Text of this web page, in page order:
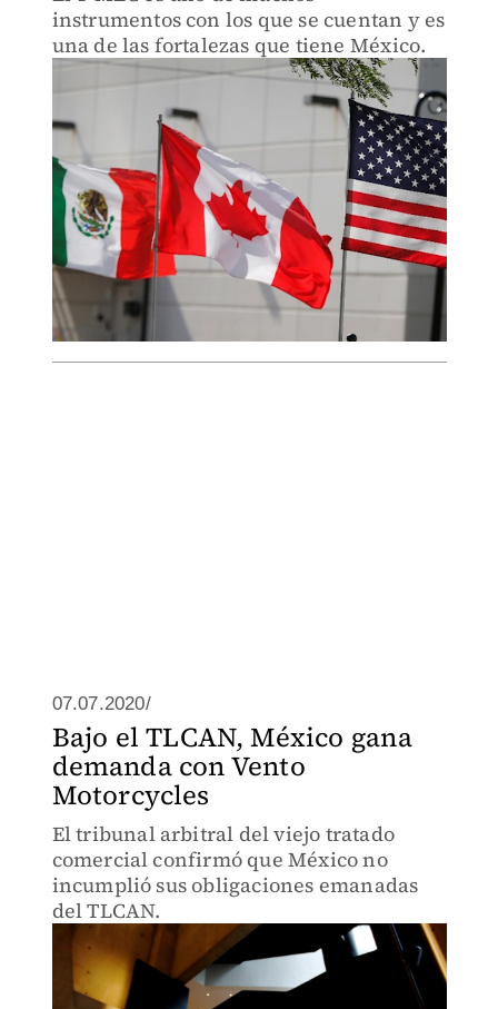
instrumentos con los que se cuentan y es
una de las fortalezas que tiene México.
07.07.2020/
Bajo el TLCAN, México gana
demanda con Vento
Motorcycles
El tribunal arbitral del viejo tratado
comercial confirmó que México no
incumplió sus obligaciones emanadas
del TLCAN.